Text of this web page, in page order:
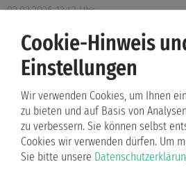
02.02.2026 13:43 Uhr
Willkommen!
Herzlich Willkommen auf den
Grün-Gold-Club Bremen e.V.s
Weltmeisterschaft der
19.12.2026 in der ÖVB Arena
Cookie-Hinweis
Einstellungen
Wir verwenden Cookies, um Ihnen
zu bieten und auf Basis von
zu verbessern. Sie können selbst
Cookies wir verwenden dürfen. Um
Sie bitte unsere